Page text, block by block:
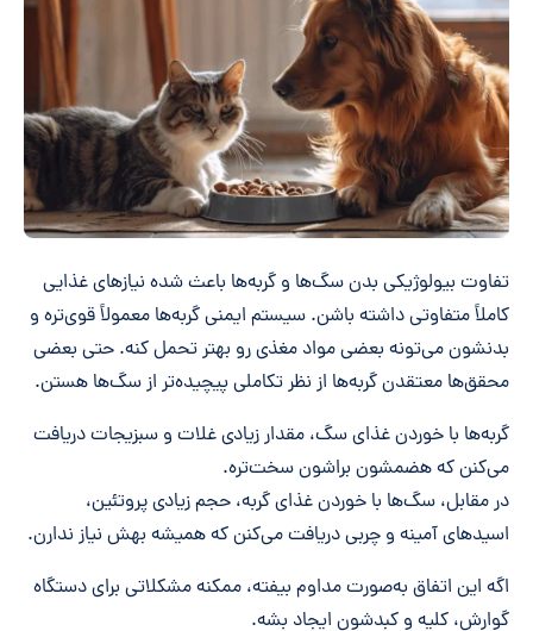
تفاوت بیولوژیکی بدن سگ‌ها و گربه‌ها باعث شده نیازهای غذایی
کاملاً متفاوتی داشته باشن. سیستم ایمنی گربه‌ها معمولاً قوی‌تره و
بدنشون می‌تونه بعضی مواد مغذی رو بهتر تحمل کنه. حتی بعضی
محقق‌ها معتقدن گربه‌ها از نظر تکاملی پیچیده‌تر از سگ‌ها هستن.
گربه‌ها با خوردن غذای سگ، مقدار زیادی غلات و سبزیجات دریافت
می‌کنن که هضمشون براشون سخت‌تره.
در مقابل، سگ‌ها با خوردن غذای گربه، حجم زیادی پروتئین،
اسیدهای آمینه و چربی دریافت می‌کنن که همیشه بهش نیاز ندارن.
اگه این اتفاق به‌صورت مداوم بیفته، ممکنه مشکلاتی برای دستگاه
گوارش، کلیه و کبدشون ایجاد بشه.